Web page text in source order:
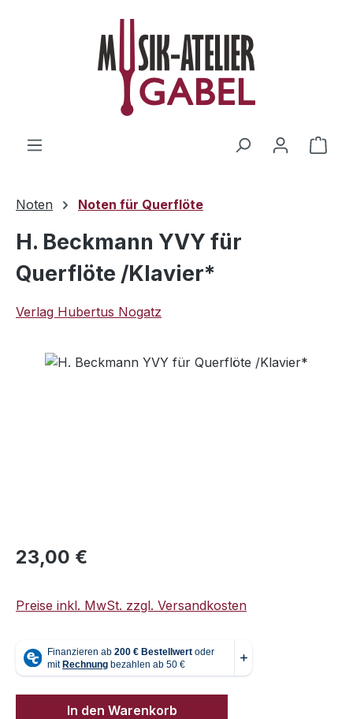
Zum Hauptinhalt springen
Noten Noten für Querflöte
H. Beckmann YVY für
Querflöte /Klavier*
Verlag Hubertus Nogatz
Bildergalerie überspringen
Regulärer Preis:
23,00 €
Preise inkl. MwSt. zzgl. Versandkosten
In den Warenkorb